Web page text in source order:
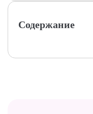
Содержание